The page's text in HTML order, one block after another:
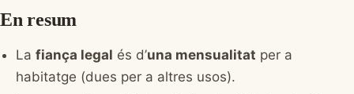
En resum
La fiança legal és d’una mensualitat per a
habitatge (dues per a altres usos).